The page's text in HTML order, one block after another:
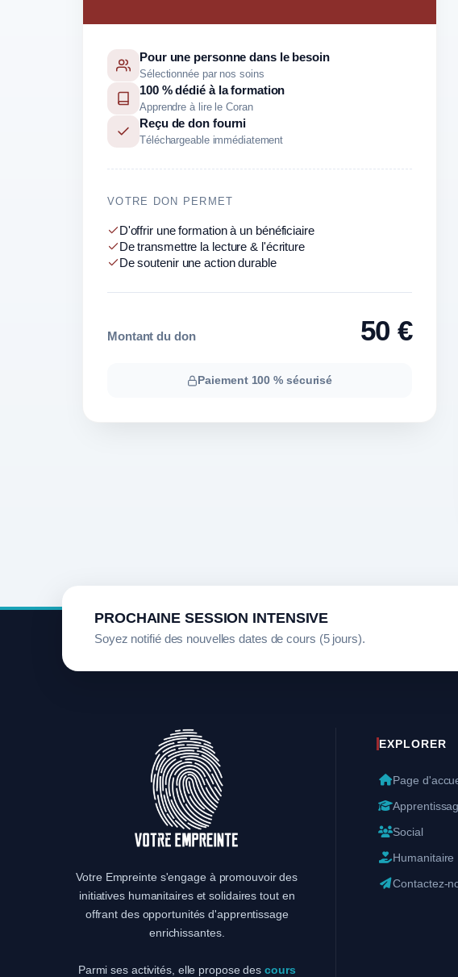
Pour une personne dans le besoin
Sélectionnée par nos soins
100 % dédié à la formation
Apprendre à lire le Coran
Reçu de don fourni
Téléchargeable immédiatement
VOTRE DON PERMET
D'offrir une formation à un bénéficiaire
De transmettre la lecture & l'écriture
De soutenir une action durable
Montant du don 50 €
Paiement 100 % sécurisé
PROCHAINE SESSION INTENSIVE
Soyez notifié des nouvelles dates de cours (5 jours).
Votre Empreinte s'engage à promouvoir des
initiatives humanitaires et solidaires tout en
offrant des opportunités d'apprentissage
enrichissantes.
Parmi ses activités, elle propose descours
EXPLORER
Page
Social
Humanitaire
Contactez-